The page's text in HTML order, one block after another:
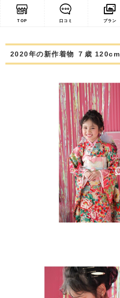
TOP 口コミ プラン
2020年の新作着物 ７歳 120cm